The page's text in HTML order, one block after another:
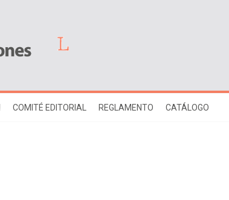
COMITÉ EDITORIAL REGLAMENTO CATÁLOGO